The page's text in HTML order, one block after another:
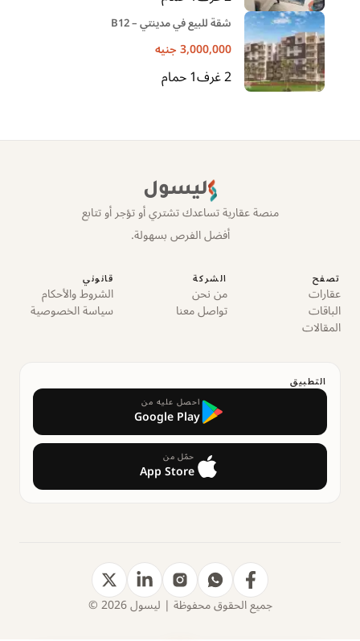
شقة للبيع في مدينتي – B12
3,000,000جنيه
2غرف1حمام
ليسول
منصة عقارية تساعدك تشتري أو تؤجر أو تتابع
أفضل الفرص بسهولة.
تصفح
عقارات
الباقات
المقالات
الشركة
من نحن
تواصل معنا
قانوني
الشروط والأحكام
سياسة الخصوصية
التطبيق
احصل عليه من
Google Play
حمّل من
App Store
جميع الحقوق محفوظة | ليسول 2026 ©